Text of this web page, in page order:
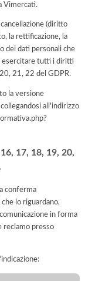
Vimercati.
(diritto
la rettificazione, la
dei dati personali che
esercitare tutti i diritti
21, 22 del GDPR.
la versione
all'indirizzo
17, 18, 19, 20,
conferma
lo riguardano,
in forma
reclamo presso